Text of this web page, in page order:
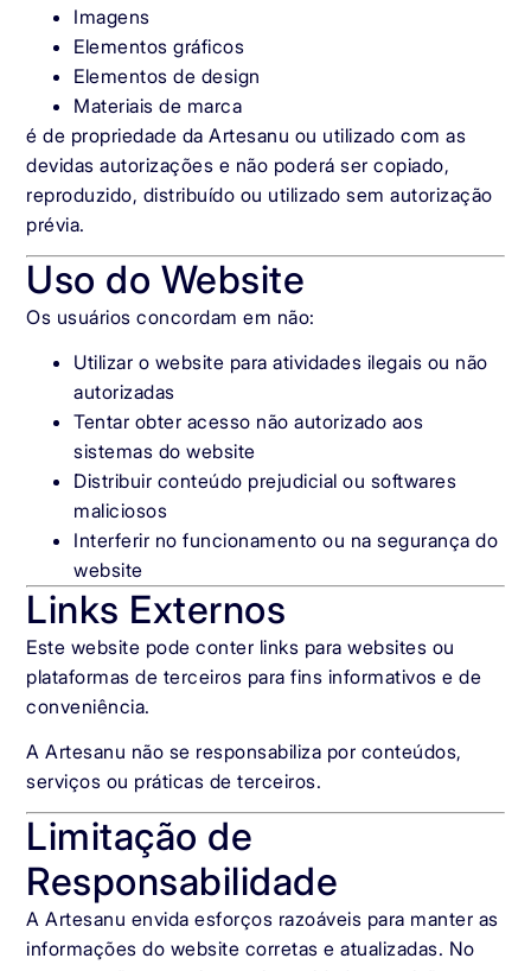
Imagens
Elementos gráficos
Elementos de design
Materiais de marca
é de propriedade da Artesanu ou utilizado com as
devidas autorizações e não poderá ser copiado,
reproduzido, distribuído ou utilizado sem autorização
prévia.
Uso do Website
Os usuários concordam em não:
Utilizar o website para atividades ilegais ou não
autorizadas
Tentar obter acesso não autorizado aos
sistemas do website
Distribuir conteúdo prejudicial ou softwares
maliciosos
Interferir no funcionamento ou na segurança do
website
Links Externos
Este website pode conter links para websites ou
plataformas de terceiros para fins informativos e de
conveniência.
A Artesanu não se responsabiliza por conteúdos,
serviços ou práticas de terceiros.
Limitação de
Responsabilidade
A Artesanu envida esforços razoáveis para manter as
informações do website corretas e atualizadas. No